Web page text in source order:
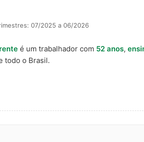
07/2025 a 06/2026
é um trabalhador com 52 anos,
todo o Brasil.